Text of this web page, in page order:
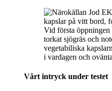
Vid första
torkat sjögräs och
vegetabiliska
i vardagen och
Vårt intryck under testet